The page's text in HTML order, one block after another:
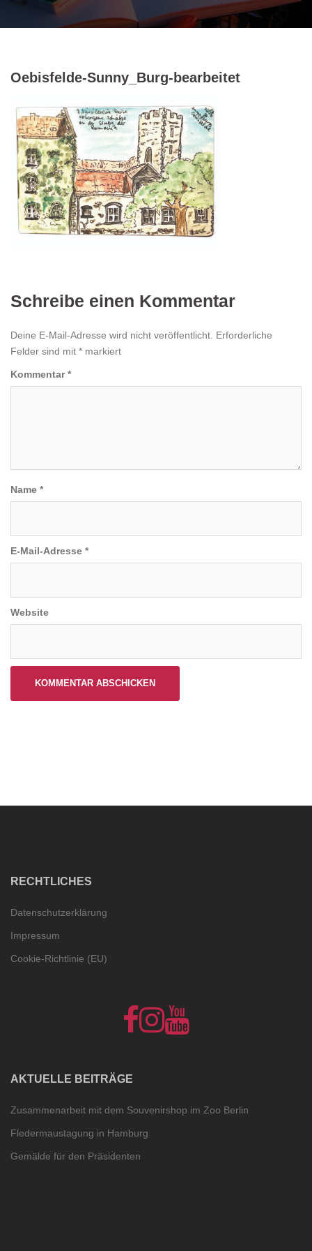
Oebisfelde-Sunny_Burg-bearbeitet
Schreibe einen Kommentar
Deine E-Mail-Adresse wird nicht veröffentlicht. Erforderliche
Felder sind mit * markiert
Kommentar*
Name *
E-Mail-Adresse *
Website
RECHTLICHES
Datenschutzerklärung
Impressum
Cookie-Richtlinie (EU)
NelumboArt
auf
Facebook
NelumboArt
bei
Instagram
bei
YouTube
show
Cookie-
AKTUELLE BEITRÄGE
Zusammenarbeit mit dem Souvenirshop im Zoo Berlin
Fledermaustagung in Hamburg
Gemälde für den Präsidenten